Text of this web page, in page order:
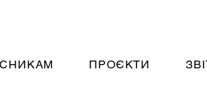
ПРОЄКТИ